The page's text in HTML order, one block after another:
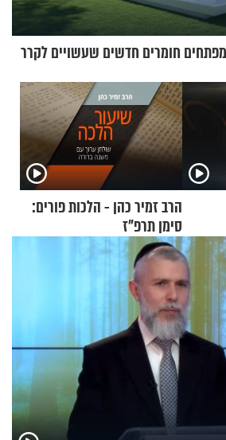
מפתחים חומרים חדשים שעשויים לקרר
הרב זמיר כהן - הלכות פורים:
סימן תרפ"ז